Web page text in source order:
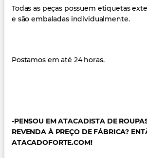
Todas as peças possuem etiquetas
e são embaladas individualmente.
Postamos em até 24 horas.
-PENSOU EM ATACADISTA DE
REVENDA ÀPREÇO DE FÁBRICA?
ATACADOFORTE.COM!